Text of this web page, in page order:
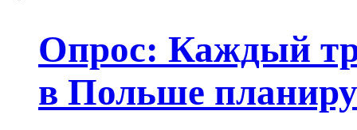
Опрос: Каждый
в Польше